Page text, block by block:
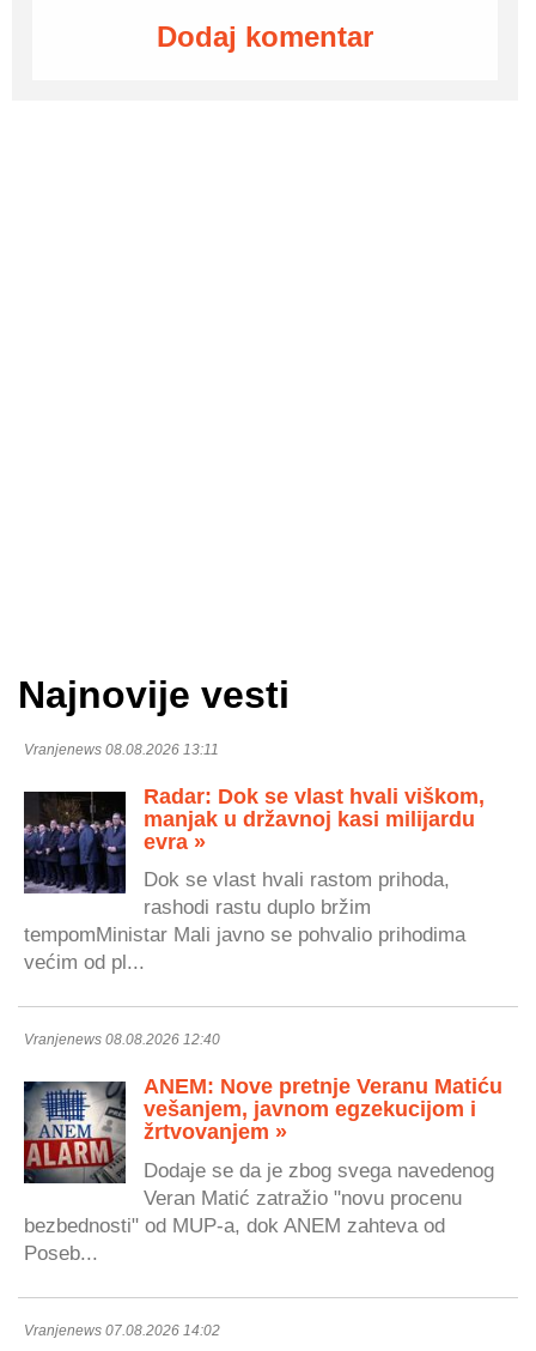
Dodaj komentar
Najnovije vesti
Vranjenews 08.08.2026 13:11
Radar: Dok se vlast hvali viškom,
manjak u državnoj kasi milijardu
evra »
Dok se vlast hvali rastom prihoda,
rashodi rastu duplo bržim
tempomMinistar Mali javno se pohvalio prihodima
većim od pl...
Vranjenews 08.08.2026 12:40
ANEM: Nove pretnje Veranu Matiću
vešanjem, javnom egzekucijom i
žrtvovanjem »
Dodaje se da je zbog svega navedenog
Veran Matić zatražio "novu procenu
bezbednosti" od MUP-a, dok ANEM zahteva od
Poseb...
Vranjenews 07.08.2026 14:02